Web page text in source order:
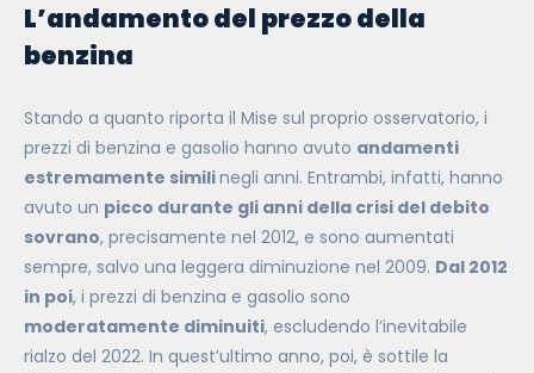
L’andamento del prezzo della
benzina
Stando a quanto riporta il Mise sul proprio osservatorio, i
prezzi di benzina e gasolio hanno avuto andamenti
estremamente similinegli anni. Entrambi, infatti, hanno
avuto un picco durante gli anni della crisi del debito
sovrano, precisamente nel 2012, e sono aumentati
sempre, salvo una leggera diminuzione nel 2009. Dal 2012
in poi, i prezzi di benzina e gasolio sono
moderatamente diminuiti, escludendo l’inevitabile
rialzo del 2022. In quest’ultimo anno, poi, è sottile la